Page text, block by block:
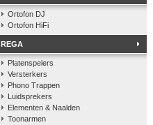
Ortofon DJ
Ortofon HiFi
REGA
Platenspelers
Versterkers
Phono Trappen
Luidsprekers
Elementen & Naalden
Toonarmen